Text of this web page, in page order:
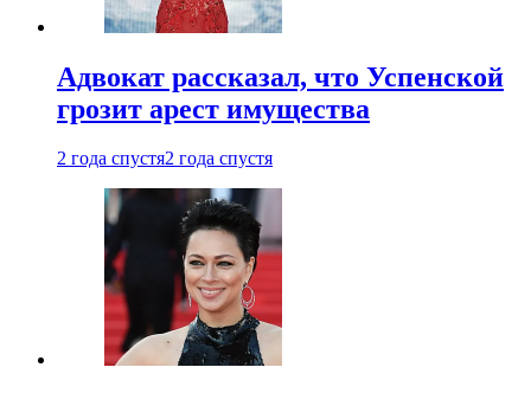
Адвокат рассказал, что Успенской
грозит арест имущества
2 года спустя2 года спустя